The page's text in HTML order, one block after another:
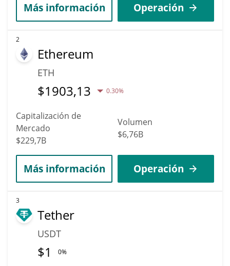
Más información Operación
2
Ethereum
ETH
$1903,13 0.30%
Capitalización de
Mercado
$229,7B
Volumen
$6,76B
Más información Operación
3
Tether
USDT
$1 0%